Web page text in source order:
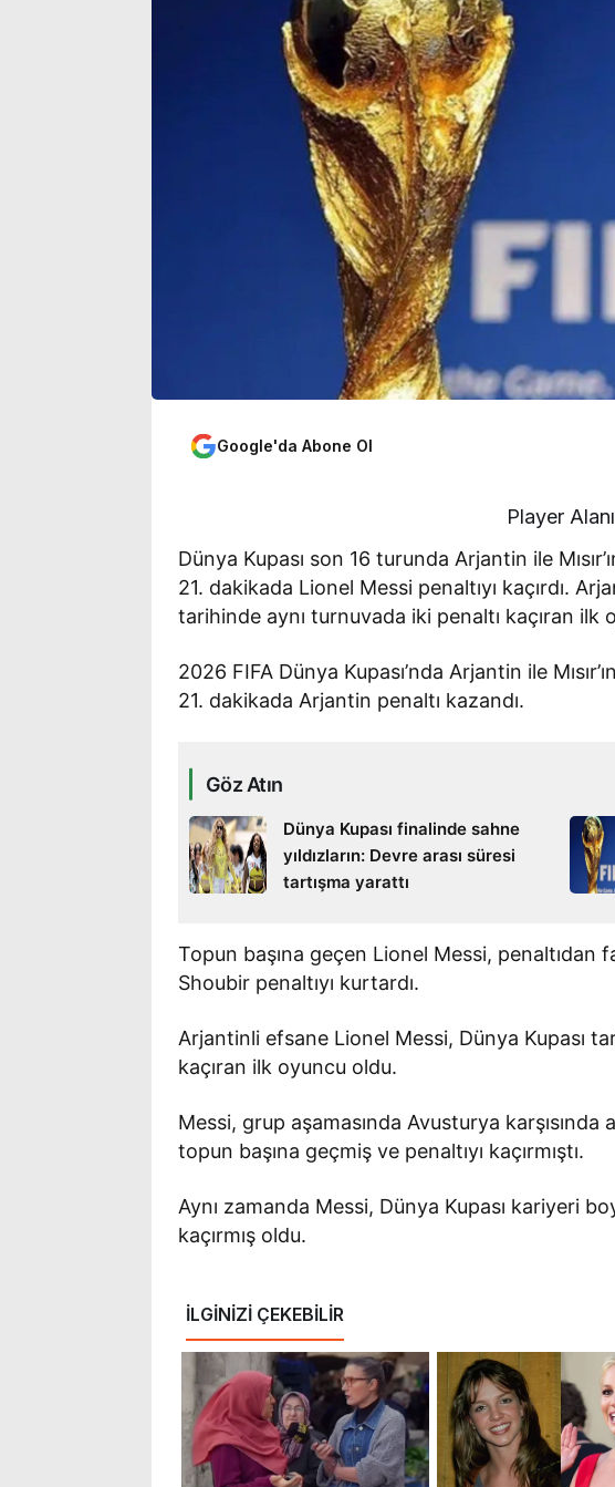
Google'da Abone Ol
Player Alanı
Dünya Kupası son 16 turunda Arjantin ile
21. dakikada Lionel Messi penaltıyı kaçırdı.
tarihinde aynı turnuvada iki penaltı kaçıran ilk
2026 FIFA Dünya Kupası’nda Arjantin ile
21. dakikada Arjantin penaltı kazandı.
Göz Atın
Dünya Kupası finalinde sahne
yıldızların: Devre arası süresi
tartışma yarattı
Topun başına geçen Lionel Messi, penaltıdan
Shoubir penaltıyı kurtardı.
Arjantinli efsane Lionel Messi, Dünya Kupası
kaçıran ilk oyuncu oldu.
Messi, grup aşamasında Avusturya karşısında
topun başına geçmiş ve penaltıyı kaçırmıştı.
Aynı zamanda Messi, Dünya Kupası kariyeri
kaçırmış oldu.
Akdeniz’de mikroplastik
yoğunluğu artıyor